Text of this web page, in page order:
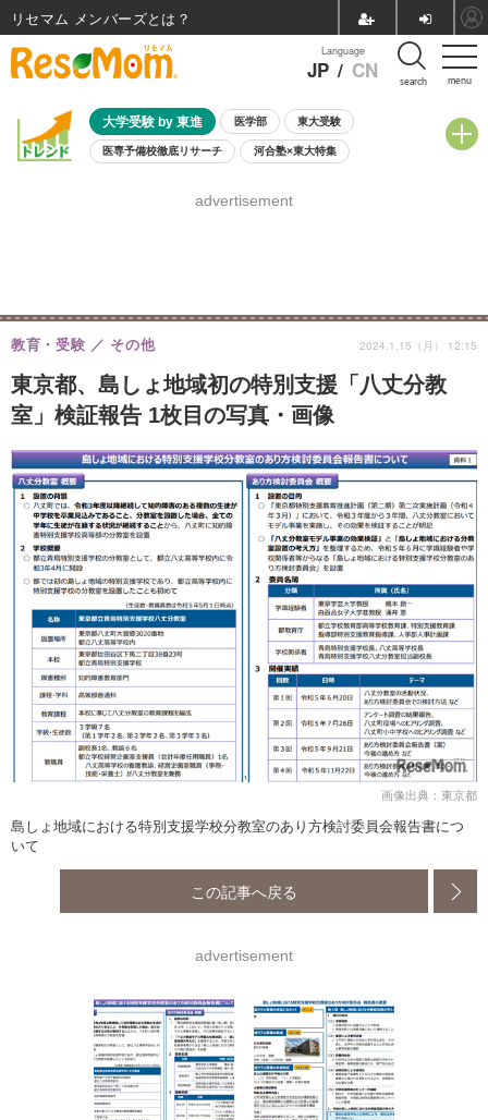
menu
Language
JP / CN search
大学受験 by 東進 医学部 東大受験
医専予備校徹底リサーチ 河合塾×東大特集
8月開催学校説明会・相談会
advertisement
東京都、島しょ地域初の特別支援「八丈分教
室」検証報告 1枚目の写真・画像
教育・受験 その他 2024.1.15（月） 12:15
画像出典：東京都
島しょ地域における特別支援学校分教室のあり方検討委員会報告書につ
いて
この記事へ戻る
advertisement
リセマム メンバーズ